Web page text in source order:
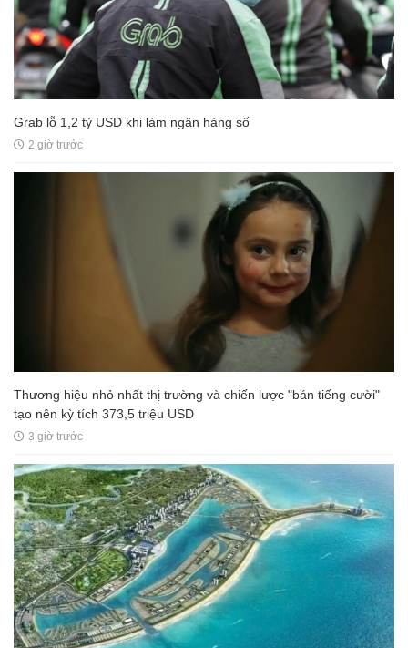
Grab lỗ 1,2 tỷ USD khi làm ngân hàng số
2 giờ trước
Thương hiệu nhỏ nhất thị trường và chiến lược "bán tiếng cười"
tạo nên kỳ tích 373,5 triệu USD
3 giờ trước